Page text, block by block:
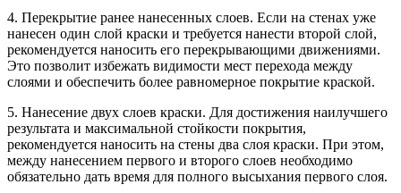
4. Перекрытие ранее нанесенных слоев. Если на стенах уже
нанесен один слой краски и требуется нанести второй слой,
рекомендуется наносить его перекрывающими движениями.
Это позволит избежать видимости мест перехода между
слоями и обеспечить более равномерное покрытие краской.
5. Нанесение двух слоев краски. Для достижения наилучшего
результата и максимальной стойкости покрытия,
рекомендуется наносить на стены два слоя краски. При этом,
между нанесением первого и второго слоев необходимо
обязательно дать время для полного высыхания первого слоя.